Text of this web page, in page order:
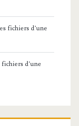
fichiers d’une
d’une